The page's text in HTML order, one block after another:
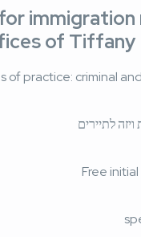
of Tiffany
of practice: criminal
לתיירים
Free